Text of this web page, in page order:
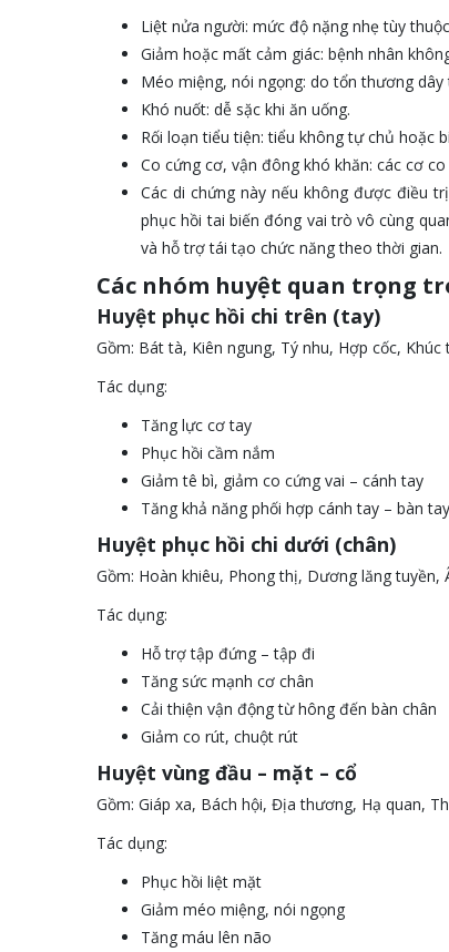
Liệt nửa người: mức độ nặng nhẹ tùy
Giảm hoặc mất cảm giác: bệnh nhân
Méo miệng, nói ngọng: do tổn thương
Khó nuốt: dễ sặc khi ăn uống.
Rối loạn tiểu tiện: tiểu không tự chủ hoặc
Co cứng cơ, vận đông khó khăn: các cơ
Các di chứng này nếu không được điều
phục hồi tai biến đóng vai trò vô cùng
và hỗ trợ tái tạo chức năng theo thời gian.
Các nhóm huyệt quan trọng
Huyệt phục hồi chi trên (tay)
Gồm: Bát tà, Kiên ngung, Tý nhu, Hợp cốc,
Tác dụng:
Tăng lực cơ tay
Phục hồi cầm nắm
Giảm tê bì, giảm co cứng vai – cánh tay
Tăng khả năng phối hợp cánh tay – bàn tay
Huyệt phục hồi chi dưới (chân)
Gồm: Hoàn khiêu, Phong thị, Dương lăng
Tác dụng:
Hỗ trợ tập đứng – tập đi
Tăng sức mạnh cơ chân
Cải thiện vận động từ hông đến bàn chân
Giảm co rút, chuột rút
Huyệt vùng đầu – mặt – cổ
Gồm: Giáp xa, Bách hội, Địa thương, Hạ quan,
Tác dụng:
Phục hồi liệt mặt
Giảm méo miệng, nói ngọng
Tăng máu lên não